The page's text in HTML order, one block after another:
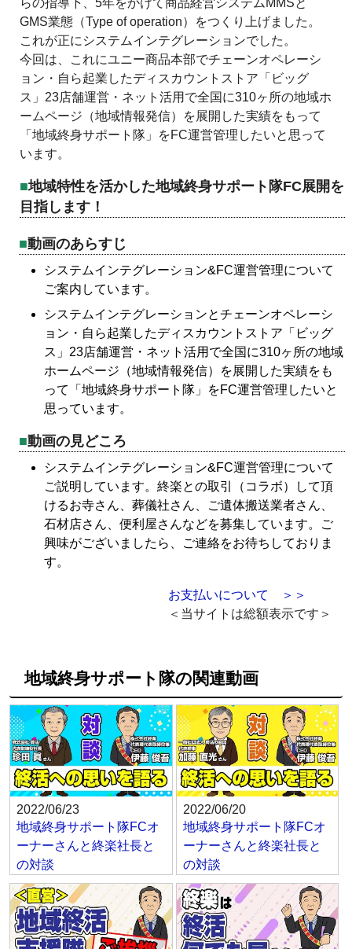
GMS業態（Type of operation）をつくり上げました。
これが正にシステムインテグレーションでした。
今回は、これにユニー商品本部でチェーンオペレーシ
ョン・自ら起業したディスカウントストア「ビッグ
ス」23店舗運営・ネット活用で全国に310ヶ所の地域ホ
ームページ（地域情報発信）を展開した実績をもって
「地域終身サポート隊」をFC運営管理したいと思って
います。
地域特性を活かした地域終身サポート隊FC展開を
目指します！
動画のあらすじ
システムインテグレーション&FC運営管理について
ご案内しています。
システムインテグレーションとチェーンオペレーシ
ョン・自ら起業したディスカウントストア「ビッグ
ス」23店舗運営・ネット活用で全国に310ヶ所の地域
ホームページ（地域情報発信）を展開した実績をも
って「地域終身サポート隊」をFC運営管理したいと
思っています。
動画の見どころ
システムインテグレーション&FC運営管理について
ご説明しています。終楽との取引（コラボ）して頂
けるお寺さん、葬儀社さん、ご遺体搬送業者さん、
石材店さん、便利屋さんなどを募集しています。ご
興味がございましたら、ご連絡をお待ちしておりま
す。
お支払いについて ＞＞
＜当サイトは総額表示です＞
地域終身サポート隊の関連動画
2022/06/23
地域終身サポート隊FCオ
ーナーさんと終楽社長と
の対談
2022/06/20
地域終身サポート隊FCオ
ーナーさんと終楽社長と
の対談